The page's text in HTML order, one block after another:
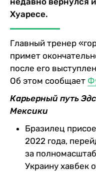
Хуаресе.
Главный тренер
примет
после его
Об этом сообщает
Карьерный путь
Мексики
Бразилец
2022 года,
за
Украину хавбек